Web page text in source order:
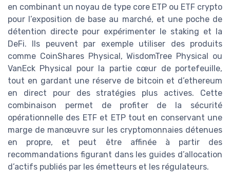
en combinant un noyau de type core ETP ou ETF crypto
pour l’exposition de base au marché, et une poche de
détention directe pour expérimenter le staking et la
DeFi. Ils peuvent par exemple utiliser des produits
comme CoinShares Physical, WisdomTree Physical ou
VanEck Physical pour la partie cœur de portefeuille,
tout en gardant une réserve de bitcoin et d’ethereum
en direct pour des stratégies plus actives. Cette
combinaison permet de profiter de la sécurité
opérationnelle des ETF et ETP tout en conservant une
marge de manœuvre sur les cryptomonnaies détenues
en propre, et peut être affinée à partir des
recommandations figurant dans les guides d’allocation
d’actifs publiés par les émetteurs et les régulateurs.